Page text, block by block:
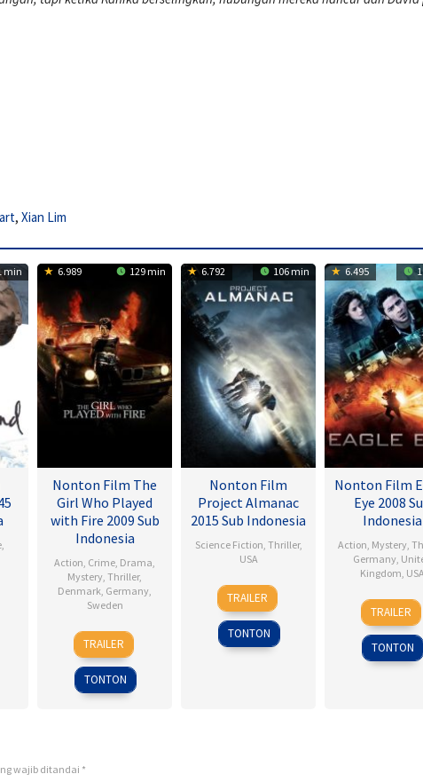
, Xian Lim
min
,
6.989 129 min
Nonton Film The
Girl Who Played
with Fire 2009 Sub
Indonesia
Action Crime Drama
Mystery Thriller,
Denmark Germany
Sweden
18
Sep
2009
Daniel
Alfredson
TRAILER
TONTON
6.792 106 min
Nonton Film
Project Almanac
2015 Sub Indonesia
Science Fiction Thriller,
USA
28
Jan
2015
Dean
Israelite
TRAILER
TONTON
6.495
Nonton Film
Eye 2008
Indonesia
Action Mystery
Germany,
Kingdom
25
Sep
2008
D.J.
TRAILER
TONTON
wajib ditandai *